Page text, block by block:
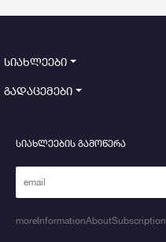
სიახლეები
გადაცემები
სიახლეების გამოწერა
moreInformationAboutSubscription